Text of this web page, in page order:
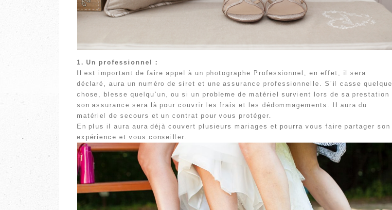
1. Un professionnel :
Il est important de faire appel à un photographe Professionnel, en effet, il sera
déclaré, aura un numéro de siret et une assurance professionnelle. S’il casse quelque
chose, blesse quelqu’un, ou si un probleme de matériel survient lors de sa prestation
son assurance sera là pour couvrir les frais et les dédommagements. Il aura du
matériel de secours et un contrat pour vous protéger.
En plus il aura aura déjà couvert plusieurs mariages et pourra vous faire partager son
expérience et vous conseiller.